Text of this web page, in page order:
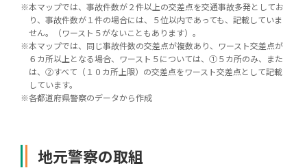
※本マップでは、事故件数が２件以上の交差点を交通事故多発としてお
り、事故件数が１件の場合には、５位以内であっても、記載していま
せん。（ワースト５がないこともあります）。
※本マップでは、同じ事故件数の交差点が複数あり、ワースト交差点が
６カ所以上となる場合、ワースト５については、①５カ所のみ、また
は、②すべて（１０カ所上限）の交差点をワースト交差点として記載
しています。
※各都道府県警察のデータから作成
地元警察の取組